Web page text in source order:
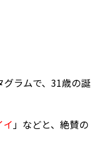
ラムで、31歳の誕
イ 」などと、絶賛の